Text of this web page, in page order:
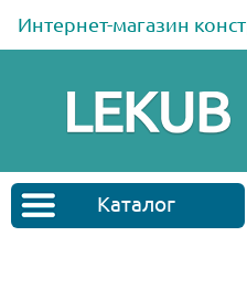
Интернет-магазин
Каталог